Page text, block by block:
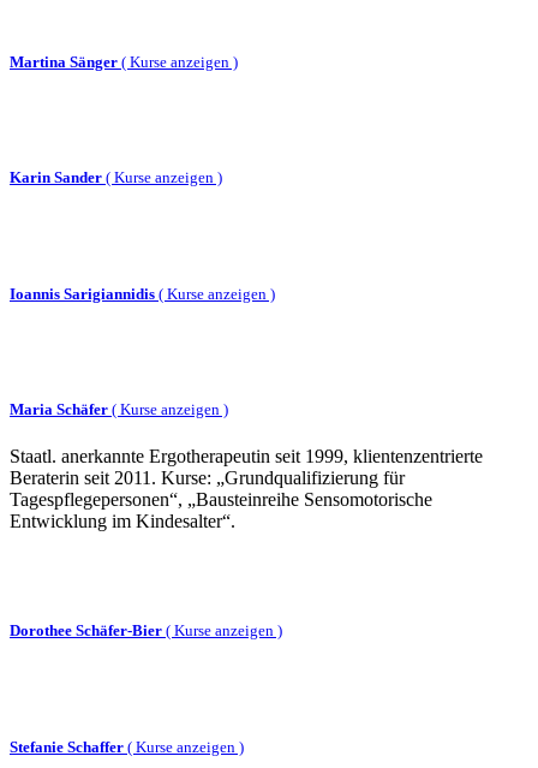
Martina Sänger ( Kurse anzeigen )
Karin Sander ( Kurse anzeigen )
Ioannis Sarigiannidis ( Kurse anzeigen )
Maria Schäfer ( Kurse anzeigen )
Staatl. anerkannte Ergotherapeutin seit 1999, klientenzentrierte
Beraterin seit 2011. Kurse: „Grundqualifizierung für
Tagespflegepersonen“, „Bausteinreihe Sensomotorische
Entwicklung im Kindesalter“.
Dorothee Schäfer-Bier ( Kurse anzeigen )
Stefanie Schaffer ( Kurse anzeigen )